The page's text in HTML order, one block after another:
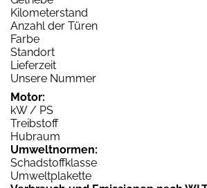
Kilometerstand
Anzahl der Türen
Farbe
Standort
Lieferzeit
Unsere Nummer
Motor:
kW / PS
Treibstoff
Hubraum
Umweltnormen:
Schadstoffklasse
Umweltplakette